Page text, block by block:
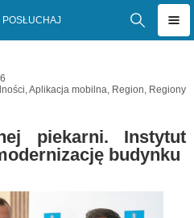
POSŁUCHAJ
,Aplikacja mobilna, Region, Regiony
piekarni. Instytut
budynku